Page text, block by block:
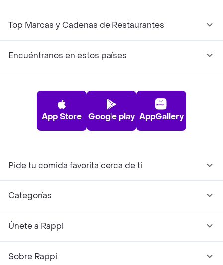
Top Marcas y Cadenas de Restaurantes
Encuéntranos en estos países
App Store Google play AppGallery
Pide tu comida favorita cerca de ti
Categorías
Únete a Rappi
Sobre Rappi